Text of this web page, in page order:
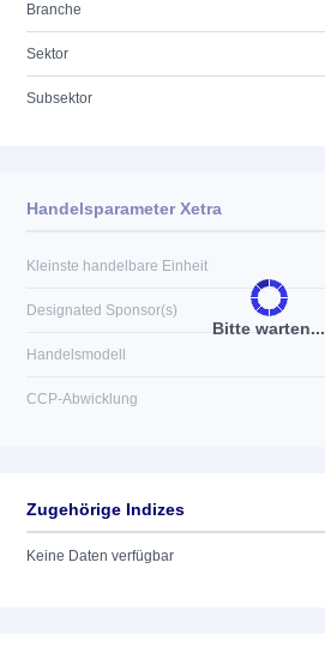
Branche
Sektor
Subsektor
Bitte warten...
Handelsparameter Xetra
Kleinste handelbare Einheit
Designated Sponsor(s)
Handelsmodell
CCP-Abwicklung
Zugehörige Indizes
Keine Daten verfügbar